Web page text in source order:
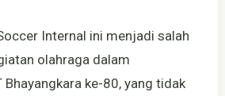
Internal ini menjadi salah
olahraga dalam
Bhayangkara ke-80, yang tidak